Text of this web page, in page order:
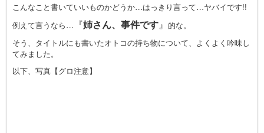
こんなこと書いていいものかどうか…はっきり言って…ヤバイです!!
例えて言うなら… 『姉さん、事件です』 的な。
そう、タイトルにも書いたオトコの持ち物について、よくよく吟味し
てみました。
以下、写真【グロ注意】